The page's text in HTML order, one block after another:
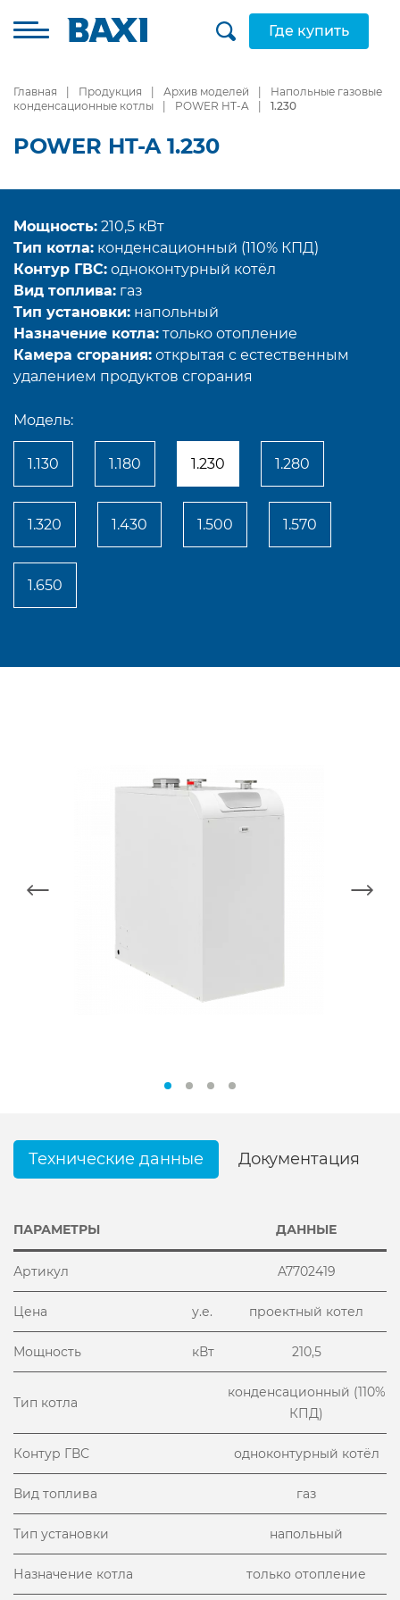
Где купить
Главная Продукция Архив моделей
Напольные газовые
конденсационные котлы
POWER HT-A 1.230
POWER HT-A 1.230
Мощность: 210,5 кВт
Тип котла: конденсационный (110% КПД)
Контур ГВС: одноконтурный котёл
Вид топлива: газ
Тип установки: напольный
Назначение котла: только отопление
Камера сгорания: открытая с естественным
удалением продуктов сгорания
Модель:
1.130 1.180 1.230 1.280
1.320 1.430 1.500 1.570
1.650
Технические данные Документация
ПАРАМЕТРЫ ДАННЫЕ
Артикул A7702419
Цена у.е. проектный котел
Мощность кВт 210,5
Тип котла
конденсационный (110%
КПД)
Контур ГВС одноконтурный котёл
Вид топлива газ
Тип установки напольный
Назначение котла только отопление